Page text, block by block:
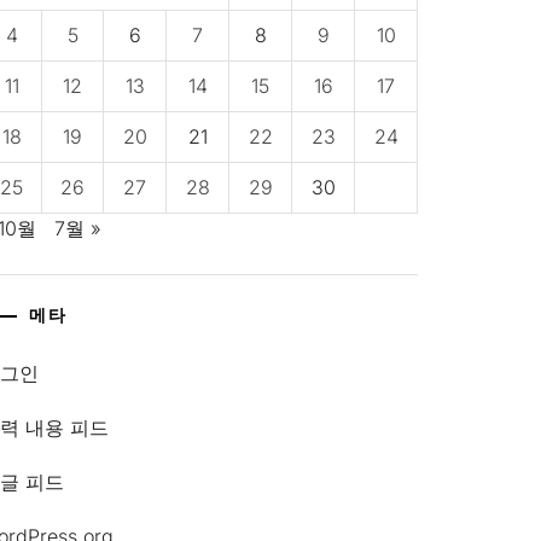
4 5 6 7 8 9 10
11 12 13 14 15 16 17
18 19 20 21 22 23 24
25 26 27 28 29
30
월
7월 »
메타
인
내용 피드
피드